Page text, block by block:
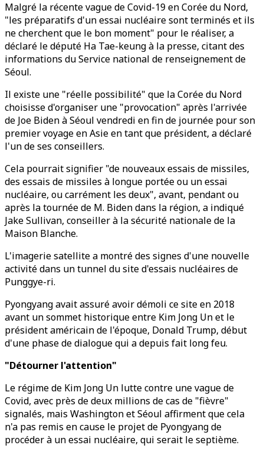
Malgré la récente vague de Covid-19 en Corée du Nord,
"les préparatifs d'un essai nucléaire sont terminés et ils
ne cherchent que le bon moment" pour le réaliser, a
déclaré le député Ha Tae-keung à la presse, citant des
informations du Service national de renseignement de
Séoul.
Il existe une "réelle possibilité" que la Corée du Nord
choisisse d'organiser une "provocation" après l'arrivée
de Joe Biden à Séoul vendredi en fin de journée pour son
premier voyage en Asie en tant que président, a déclaré
l'un de ses conseillers.
Cela pourrait signifier "de nouveaux essais de missiles,
des essais de missiles à longue portée ou un essai
nucléaire, ou carrément les deux", avant, pendant ou
après la tournée de M. Biden dans la région, a indiqué
Jake Sullivan, conseiller à la sécurité nationale de la
Maison Blanche.
L'imagerie satellite a montré des signes d'une nouvelle
activité dans un tunnel du site d'essais nucléaires de
Punggye-ri.
Pyongyang avait assuré avoir démoli ce site en 2018
avant un sommet historique entre Kim Jong Un et le
président américain de l'époque, Donald Trump, début
d'une phase de dialogue qui a depuis fait long feu.
"Détourner l'attention"
Le régime de Kim Jong Un lutte contre une vague de
Covid, avec près de deux millions de cas de "fièvre"
signalés, mais Washington et Séoul affirment que cela
n'a pas remis en cause le projet de Pyongyang de
procéder à un essai nucléaire, qui serait le septième.